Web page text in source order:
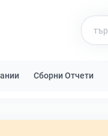
Сборни Отчети